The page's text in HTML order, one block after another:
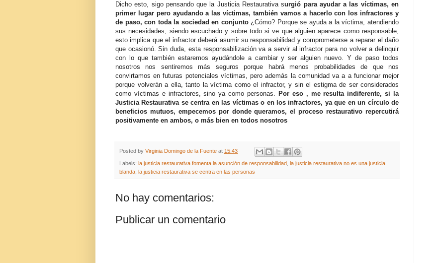
Dicho esto, sigo pensando que la Justicia Restaurativa surgió para ayudar a las víctimas, en
primer lugar pero ayudando a las víctimas, también vamos a hacerlo con los infractores y
de paso, con toda la sociedad en conjunto¿Cómo? Porque se ayuda a la víctima, atendiendo
sus necesidades, siendo escuchado y sobre todo si ve que alguien aparece como responsable,
esto implica que el infractor deberá asumir su responsabilidad y comprometerse a reparar el daño
que ocasionó. Sin duda, esta responsabilización va a servir al infractor para no volver a delinquir
con lo que también estaremos ayudándole a cambiar y ser alguien nuevo. Y de paso todos
nosotros nos sentiremos más seguros porque habrá menos probabilidades de que nos
convirtamos en futuras potenciales víctimas, pero además la comunidad va a a funcionar mejor
porque volverán a ella, tanto la víctima como el infractor, y sin el estigma de ser considerados
como víctimas e infractores, sino ya como personas. Por eso , me resulta indiferente, si la
Justicia Restaurativa se centra en las víctimas o en los infractores, ya que en un círculo de
beneficios mutuos, empecemos por donde queramos, el proceso restaurativo repercutirá
positivamente en ambos, o más bien en todos nosotros
Posted by Virginia Domingo de la Fuente at 15:43
Labels: la justicia restaurativa fomenta la asunción de responsabilidad la justicia restaurativa no es una justicia
blanda la justicia restaurativa se centra en las personas
No hay comentarios:
Publicar un comentario